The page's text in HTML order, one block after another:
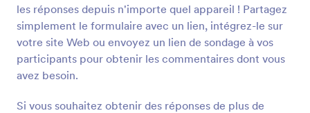
les réponses depuis n'importe quel appareil ! Partagez
simplement le formulaire avec un lien, intégrez-le sur
votre site Web ou envoyez un lien de sondage à vos
participants pour obtenir les commentaires dont vous
avez besoin.
Si vous souhaitez obtenir des réponses de plus de
Votre Feedback Sur Notre Evenement
participants a nos evenements